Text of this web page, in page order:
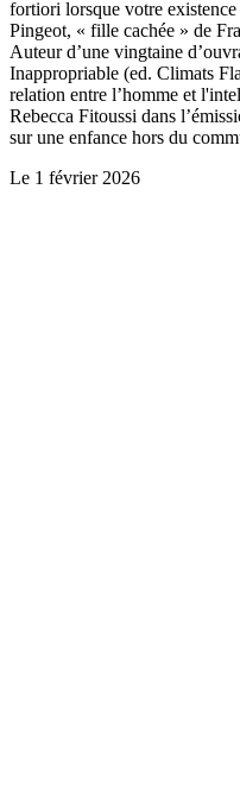
fortiori lorsque votre
Pingeot, « fille cachée » de
Auteur d’une vingtaine
Inappropriable (ed. Climats
relation entre l’homme et
Rebecca Fitoussi dans
sur une enfance hors du
Le 1 février 2026